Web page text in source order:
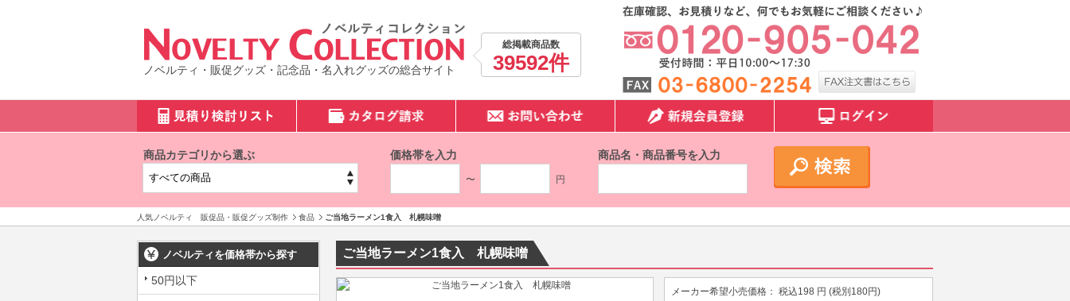
ノベルティ・販促グッズ・記念品・名入れグッズの総合サイト
総掲載商品数
39592件
商品カテゴリから選ぶ 価格帯を入力
〜 円
商品名・商品番号を入力
人気ノベルティ 販促品・販促グッズ制作 食品 ご当地ラーメン1食入 札幌味噌
ノベルティを価格帯から探す
50円以下
ご当地ラーメン1食入 札幌味噌
メーカー希望小売価格： 税込198 円 (税別 180円)